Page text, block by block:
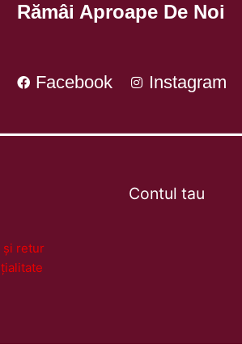
Rămâi Aproape De Noi
Facebook Instagram
și retur
Contul tau